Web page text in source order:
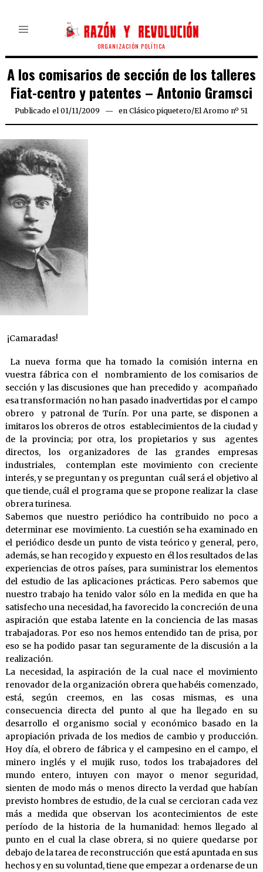
ORGANIZACIÓN POLÍTICA
A los comisarios de sección de los talleres
Fiat-centro y patentes – Antonio Gramsci
Publicado el 01/11/2009 25/03/2020
en Clásico piquetero/El Aromo nº 51
¡Camaradas!
La nueva forma que ha tomado la comisión interna en
vuestra fábrica con el nombramiento de los comisarios de
sección y las discusiones que han precedido y acompañado
esa transformación no han pasado inadvertidas por el campo
obrero y patronal de Turín. Por una parte, se disponen a
imitaros los obreros de otros establecimientos de la ciudad y
de la provincia; por otra, los propietarios y sus agentes
directos, los organizadores de las grandes empresas
industriales, contemplan este movimiento con creciente
interés, y se preguntan y os preguntan cuál será el objetivo al
que tiende, cuál el programa que se propone realizar la clase
obrera turinesa.
Sabemos que nuestro periódico ha contribuido no poco a
determinar ese movimiento. La cuestión se ha examinado en
el periódico desde un punto de vista teórico y general, pero,
además, se han recogido y expuesto en él los resultados de las
experiencias de otros países, para suministrar los elementos
del estudio de las aplicaciones prácticas. Pero sabemos que
nuestro trabajo ha tenido valor sólo en la medida en que ha
satisfecho una necesidad, ha favorecido la concreción de una
aspiración que estaba latente en la conciencia de las masas
trabajadoras. Por eso nos hemos entendido tan de prisa, por
eso se ha podido pasar tan seguramente de la discusión a la
realización.
La necesidad, la aspiración de la cual nace el movimiento
renovador de la organización obrera que habéis comenzado,
está, según creemos, en las cosas mismas, es una
consecuencia directa del punto al que ha llegado en su
desarrollo el organismo social y económico basado en la
apropiación privada de los medios de cambio y producción.
Hoy día, el obrero de fábrica y el campesino en el campo, el
minero inglés y el mujik ruso, todos los trabajadores del
mundo entero, intuyen con mayor o menor seguridad,
sienten de modo más o menos directo la verdad que habían
previsto hombres de estudio, de la cual se cercioran cada vez
más a medida que observan los acontecimientos de este
período de la historia de la humanidad: hemos llegado al
punto en el cual la clase obrera, si no quiere quedarse por
debajo de la tarea de reconstrucción que está apuntada en sus
hechos y en su voluntad, tiene que empezar a ordenarse de un